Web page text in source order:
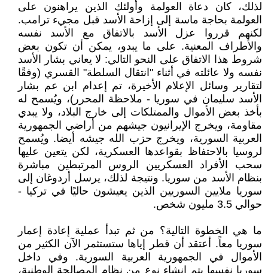
لذلك، كان دعاة العولمة وأولئك الذين يراهنون على
العولمة بحاجة ماسة إلى إزاحة الأسد قبل مجيء ترامب.
لكنهم قرروا عزل الأسد بالاتفاق مع الأسد نفسه
والأطراف المعنية. على ما يبدو، يمكن أن تكون بعض
شروط هذا الاتفاق على النحو التالي: لا يعاني بشار الأسد
نفسه ولا عائلته في أثناء "انتقال السلطة" القسري (وفقًا
لتقارير وسائل الإعلام الأخيرة، تم إعدام ابن عم بشار
الأسد سليمان في سوريا - ملاحظة المحرر)، ويُسمح له
بأخذ بعض الأموال والممتلكات إلى خارج البلاد، ولا يبدي
مقاومة، ويخرج الإيرانيون جيشهم من أراضي الجمهورية
العربية السورية، ويخرج حزب الله جيشه أيضا. ويُسمح
لروسيا بالاحتفاظ بقواعدها العسكرية، لكن يتعين عليها
سحب الأفراد العسكريين الروس المرتبطين مباشرة
بنظام الأسد من سوريا. ونتيجة لذلك، يرسل أردوغان إلى
سوريا ملايين السوريين الذين يعيشون حاليًا في تركيا -
حوالي 3.5 مليون شخص.
ما هي الخطوة التالية؟ من ثم تبدأ عملية إعادة إعمار
سوريا معاً. أعتقد أن قطر إياها ستستثمر الآن الكثير من
الأموال في الجمهورية العربية السورية. وفي داخل
سوريا نفسها يتم إنشاء نوع من نظام المصالحة الوطنية،